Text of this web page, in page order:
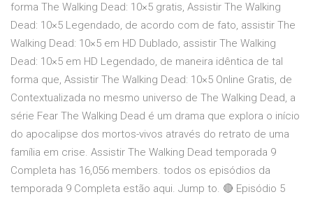
forma The Walking Dead: 10×5 gratis, Assistir The Walking
Dead: 10×5 Legendado, de acordo com de fato, assistir The
Walking Dead: 10×5 em HD Dublado, assistir The Walking
Dead: 10×5 em HD Legendado, de maneira idêntica de tal
forma que, Assistir The Walking Dead: 10×5 Online Gratis, de
Contextualizada no mesmo universo de The Walking Dead, a
série Fear The Walking Dead é um drama que explora o início
do apocalipse dos mortos-vivos através do retrato de uma
família em crise. Assistir The Walking Dead temporada 9
Completa has 16,056 members. todos os episódios da
temporada 9 Completa estão aqui. Jump to. 🔴 Episódio 5